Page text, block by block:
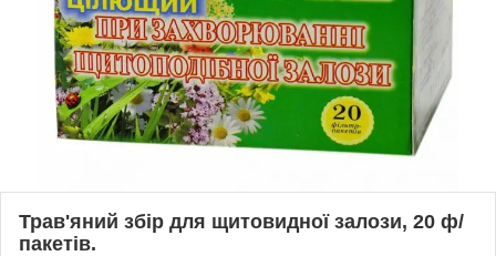
Трав'яний збір для щитовидної залози, 20 ф/
пакетів.